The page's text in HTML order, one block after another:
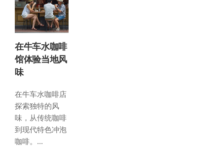
在牛车水咖啡
馆体验当地风
味
在牛车水咖啡店
探索独特的风
味，从传统咖啡
到现代特色冲泡
咖啡。...